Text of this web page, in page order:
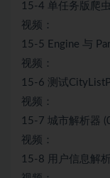
15-4 单任务版爬
视频：
15-5 Engine 与
视频：
15-6 测试
视频：
15-7 城市解析器
视频：
15-8 用户信息解